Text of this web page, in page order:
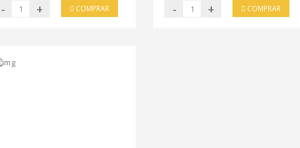
- + COMPRAR - + COMPRAR